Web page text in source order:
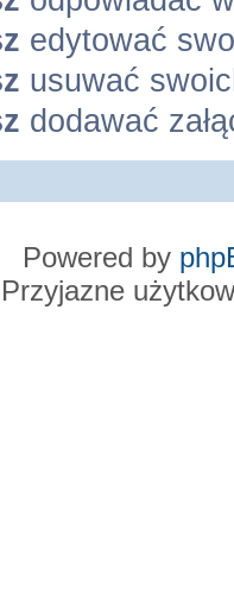
edytować
usuwać
dodawać
Powered by
Przyjazne